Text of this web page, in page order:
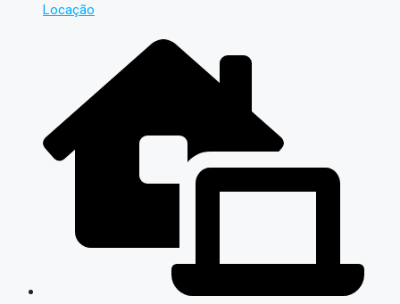
Locação